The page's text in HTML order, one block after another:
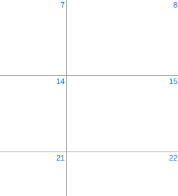
7 8
14 15
21 22